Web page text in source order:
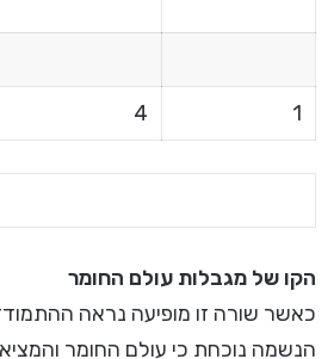
הקו של מגבלות עולם החומר
כאשר שורה זו מופיעה נראה
הנשמה נוכחת כי עולם החומר